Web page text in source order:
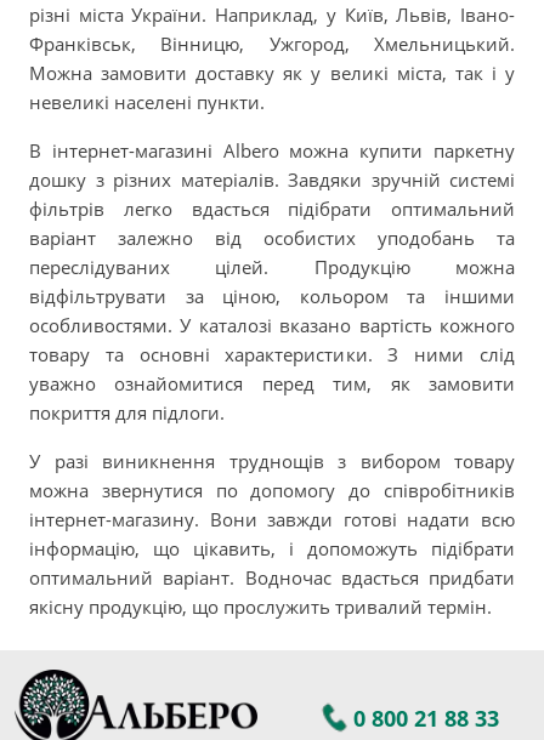
різні міста України. Наприклад, у Київ, Львів, Івано-
Франківськ, Вінницю, Ужгород, Хмельницький.
Можна замовити доставку як у великі міста, так і у
невеликі населені пункти.
В інтернет-магазині Albero можна купити паркетну
дошку з різних матеріалів. Завдяки зручній системі
фільтрів легко вдасться підібрати оптимальний
варіант залежно від особистих уподобань та
переслідуваних цілей. Продукцію можна
відфільтрувати за ціною, кольором та іншими
особливостями. У каталозі вказано вартість кожного
товару та основні характеристики. З ними слід
уважно ознайомитися перед тим, як замовити
покриття для підлоги.
У разі виникнення труднощів з вибором товару
можна звернутися по допомогу до співробітників
інтернет-магазину. Вони завжди готові надати всю
інформацію, що цікавить, і допоможуть підібрати
оптимальний варіант. Водночас вдасться придбати
якісну продукцію, що прослужить тривалий термін.
0 800 21 88 33